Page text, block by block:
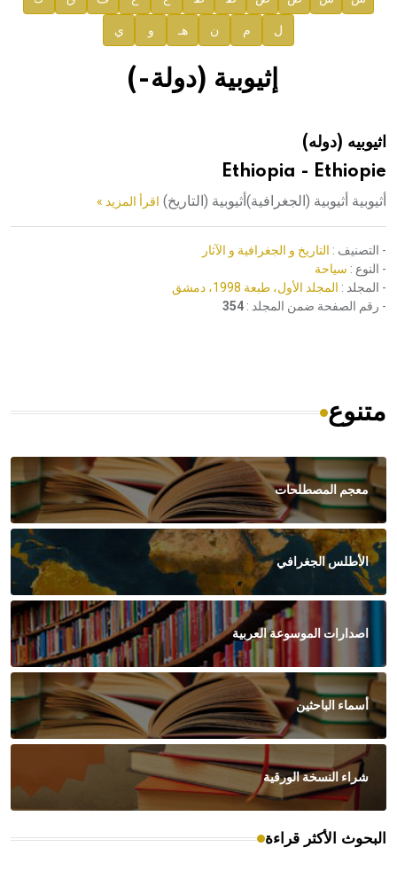
صدور المجلد الثامن عشر من الموسوعة الطبية
هيئة الموسوعة العربية تطلق موسوعات جديدة في عام 2026
ل م ن هـ و ي
إثيوبية (دولة-)
اثيوبيه (دوله)
Ethiopia - Ethiopie
أثيوبية أثيوبية (الجغرافية)أثيوبية (التاريخ) اقرأ المزيد »
- التصنيف : التاريخ و الجغرافية و الآثار
- النوع : سياحة
- المجلد : المجلد الأول، طبعة 1998، دمشق
- رقم الصفحة ضمن المجلد : 354
متنوع
معجم المصطلحات
الأطلس الجغرافي
اصدارات الموسوعة العربية
أسماء الباحثين
شراء النسخة الورقية
البحوث الأكثر قراءة